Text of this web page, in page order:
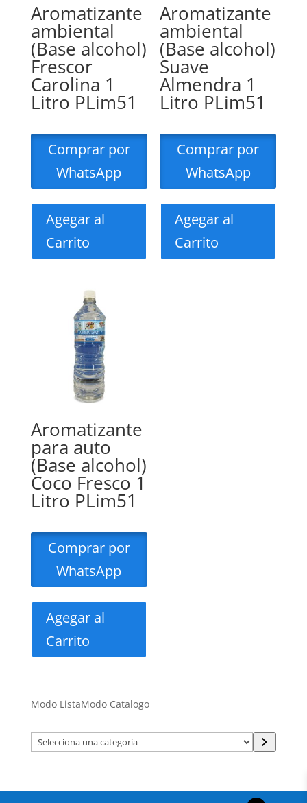
Aromatizante
ambiental
(Base alcohol)
Frescor
Carolina 1
Litro PLim51
Comprar por
WhatsApp
Agegar al
Carrito
Aromatizante
ambiental
(Base alcohol)
Suave
Almendra 1
Litro PLim51
Comprar por
WhatsApp
Agegar al
Carrito
Aromatizante
para auto
(Base alcohol)
Coco Fresco 1
Litro PLim51
Comprar por
WhatsApp
Agegar al
Carrito
Modo ListaModo Catalogo
Selecciona
una